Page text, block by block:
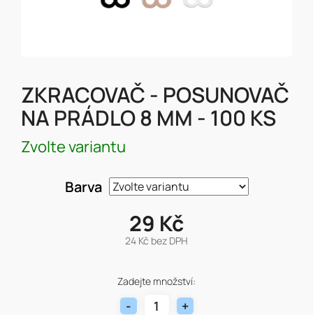
ZKRACOVAČ - POSUNOVAČ
NA PRÁDLO 8 MM - 100 KS
Zvolte variantu
Barva
29 Kč
24 Kč bez DPH
cena:
Zadejte množství: